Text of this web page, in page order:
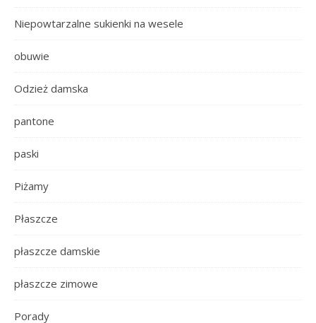
Niepowtarzalne sukienki na wesele
obuwie
Odzież damska
pantone
paski
Piżamy
Płaszcze
płaszcze damskie
płaszcze zimowe
Porady